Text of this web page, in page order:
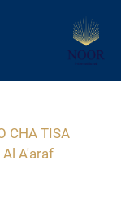
CHA TISA
A'araf